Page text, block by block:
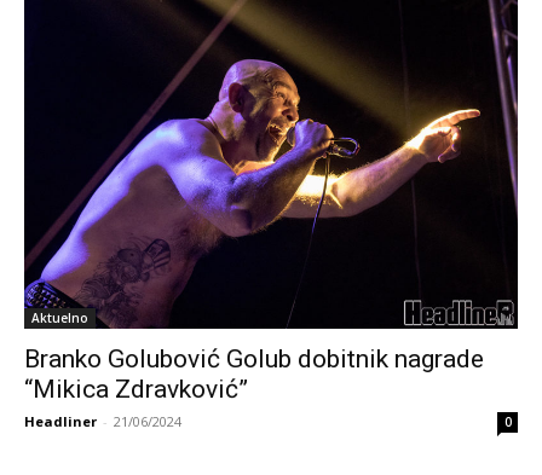
Aktuelno
Branko Golubović Golub dobitnik nagrade
“Mikica Zdravković”
Headliner - 21/06/2024 0